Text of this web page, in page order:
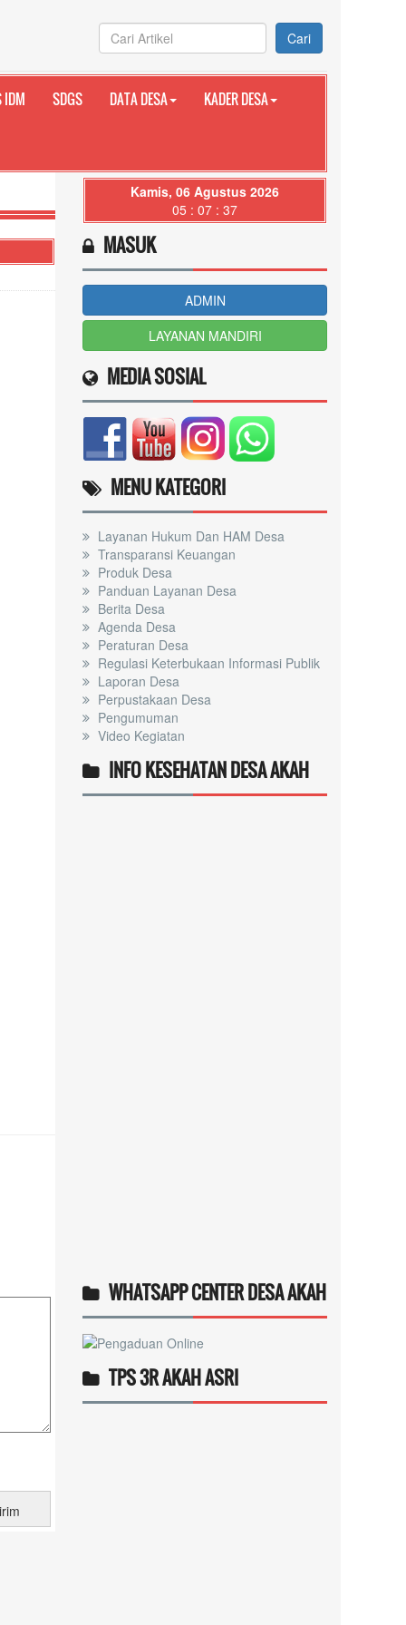
Cari
IDM SDGS DATA DESA KADER DESA
Kamis, 06 Agustus 2026
05 : 07 : 38
MASUK
ADMIN
LAYANAN MANDIRI
MEDIA SOSIAL
MENU KATEGORI
Layanan Hukum Dan HAM Desa
Transparansi Keuangan
Produk Desa
Panduan Layanan Desa
Berita Desa
Agenda Desa
Peraturan Desa
Regulasi Keterbukaan Informasi Publik
Laporan Desa
Perpustakaan Desa
Pengumuman
Video Kegiatan
INFO KESEHATAN DESA AKAH
WHATSAPP CENTER DESA AKAH
TPS 3R AKAH ASRI